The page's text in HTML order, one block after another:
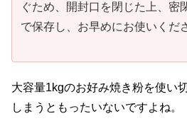
ぐため、開封口を閉じた上、密
で保存し、お早めにお使いくだ
大容量1kgのお好み焼き粉を使い
しまうともったいないですよね。